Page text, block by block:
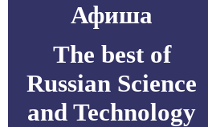
Афиша
The best of
Russian Science
and Technology